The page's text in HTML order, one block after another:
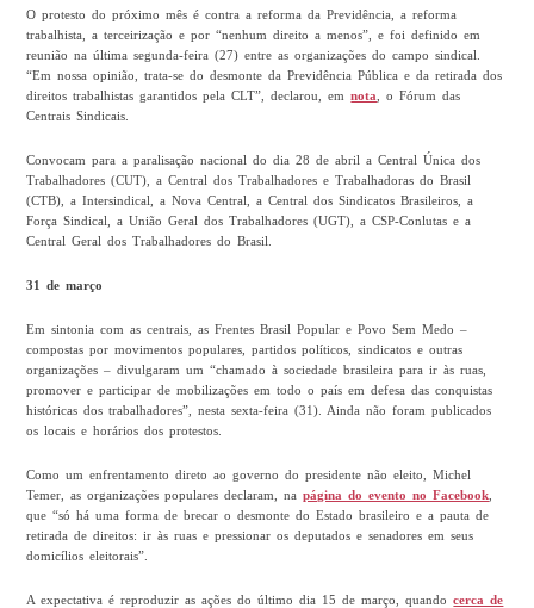
O protesto do próximo mês é contra a reforma da Previdência, a reforma
trabalhista, a terceirização e por “nenhum direito a menos”, e foi definido em
reunião na última segunda-feira (27) entre as organizações do campo sindical.
“Em nossa opinião, trata-se do desmonte da Previdência Pública e da retirada dos
direitos trabalhistas garantidos pela CLT”, declarou, emnota
, o Fórum das
Centrais Sindicais.
Convocam para a paralisação nacional do dia 28 de abril a Central Única dos
Trabalhadores (CUT), a Central dos Trabalhadores e Trabalhadoras do Brasil
(CTB), a Intersindical, a Nova Central, a Central dos Sindicatos Brasileiros, a
Força Sindical, a União Geral dos Trabalhadores (UGT), a CSP-Conlutas e a
Central Geral dos Trabalhadores do Brasil.
31 de março
Em sintonia com as centrais, as Frentes Brasil Popular e Povo Sem Medo –
compostas por movimentos populares, partidos políticos, sindicatos e outras
organizações – divulgaram um “chamado à sociedade brasileira para ir às ruas,
promover e participar de mobilizações em todo o país em defesa das conquistas
históricas dos trabalhadores”, nesta sexta-feira (31). Ainda não foram publicados
os locais e horários dos protestos.
Como um enfrentamento direto ao governo do presidente não eleito, Michel
Temer, as organizações populares declaram, napágina do evento no Facebook
que “só há uma forma de brecar o desmonte do Estado brasileiro e a pauta de
retirada de direitos: ir às ruas e pressionar os deputados e senadores em seus
domicílios eleitorais”.
A expectativa é reproduzir as ações do último dia 15 de março, quandocerca de